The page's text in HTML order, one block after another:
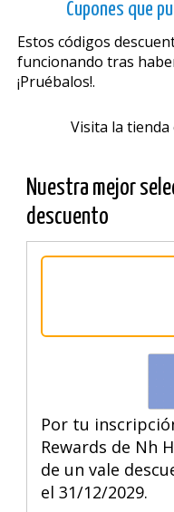
Cupones que
Estos códigos
funcionando tras
¡Pruébalos!.
Visita la
Nuestra mejor
descuento
Por tu
Rewards de Nh
de un vale
el 31/12/2029.